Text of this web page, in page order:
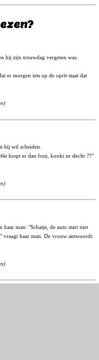
hij zijn trouwdag vergeten was.
er morgen iets op de oprit staat dat
hij wil scheiden.
loopt er dan fout, kookt ze slecht ??"
man: "Schatje, de auto start niet
vraagt haar man. De vrouw antwoordt: